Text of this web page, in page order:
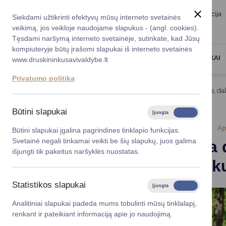
Siekdami užtikrinti efektyvų mūsų interneto svetainės
veikimą, jos veikloje naudojame slapukus - (angl. cookies).
Tęsdami naršymą interneto svetainėje, sutinkate, kad Jūsų
kompiuteryje būtų įrašomi slapukai iš interneto svetainės
www.druskininkusavivaldybe.lt
Privatumo politika
Būtini slapukai Įjungta
Būtini slapukai įgalina pagrindines tinklapio funkcijas.
Svetainė negali tinkamai veikti be šių slapukų, juos galima
išjungti tik pakeitus naršyklės nuostatas.
Statistikos slapukai Įjungta
Analitiniai slapukai padeda mums tobulinti mūsų tinklalapį,
renkant ir pateikiant informaciją apie jo naudojimą.
Taryba Meras
Registruokitės
Vicemerai
Mero patarėja
Administracija
Savivaldybės
Planavimo
Korupcijos
Viešieji
Lygios
Savivaldybės
Finansų
Karjera DUK
DRUSKININKAI
Padėkota druskininkiečiams,
2024-05-16
Padėkota
„Atliekų